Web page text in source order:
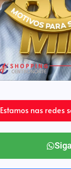
Estamos nas redes